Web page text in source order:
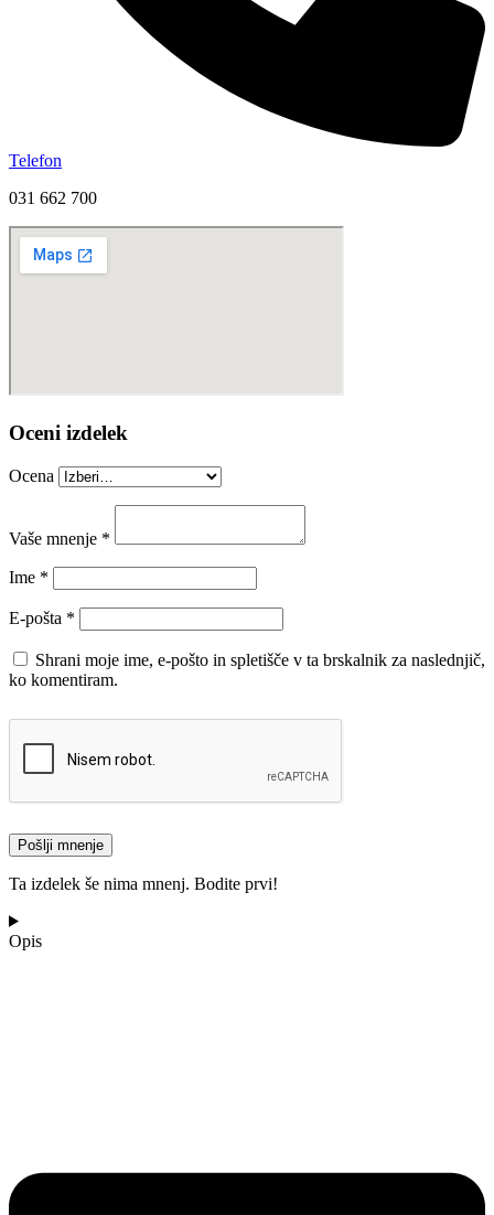
Telefon
031 662 700
Oceni izdelek
Ocena
Vaše mnenje *
Ime *
E-pošta *
Shrani moje ime, e-pošto in spletišče v ta brskalnik za naslednjič,
ko komentiram.
Ta izdelek še nima mnenj. Bodite prvi!
Opis